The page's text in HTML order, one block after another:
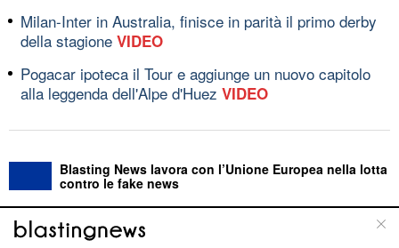
Milan-Inter in Australia, finisce in parità il primo derby
della stagione VIDEO
Pogacar ipoteca il Tour e aggiunge un nuovo capitolo
alla leggenda dell'Alpe d'Huez VIDEO
Blasting News lavora con l’Unione Europea nella lotta
contro le fake news
ABOUT LINEA EDITORIALE